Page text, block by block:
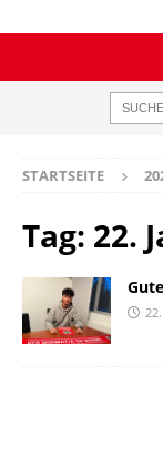
STARTSEITE
Tag: 22.